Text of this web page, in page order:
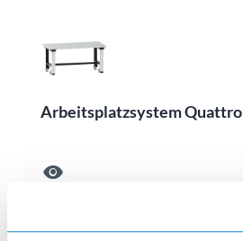
Arbeitsplatzsystem Quattro
visibility
article